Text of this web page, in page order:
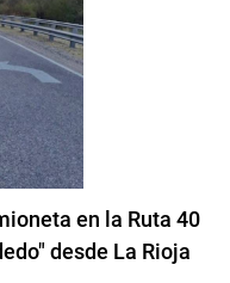
en la Ruta 40
desde La Rioja